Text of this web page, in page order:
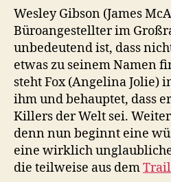
Wesley Gibson (James
Büroangestellter im
unbedeutend ist, dass
etwas zu seinem Namen
steht Fox (Angelina Jolie)
ihm und behauptet, dass
Killers der Welt sei.
denn nun beginnt eine
eine wirklich
die teilweise aus dem